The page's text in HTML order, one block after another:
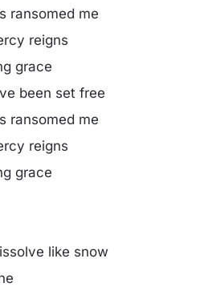
ransomed me
reigns
grace
been set free
ransomed me
reigns
grace
like snow